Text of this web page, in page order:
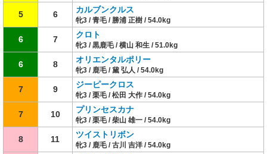
5 6 カルブンクルス
牝3 / 青毛 / 勝浦 正樹 / 54.0kg
6 7 クロト
牝3 / 黒鹿毛 / 横山 和生 / 51.0kg
6 8 オリエンタルポリー
牝3 / 鹿毛 / 黛 弘人 / 54.0kg
7 9 ジーピークロス
牝3 / 栗毛 / 松田 大作 / 54.0kg
7 10 プリンセスカナ
牝3 / 栗毛 / 柴山 雄一 / 54.0kg
8 11 ツイストリボン
牝3 / 鹿毛 / 古川 吉洋 / 54.0kg